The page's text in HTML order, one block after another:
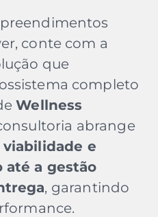
conte com a
que
completo
Wellness
abrange
e
a gestão
, garantindo